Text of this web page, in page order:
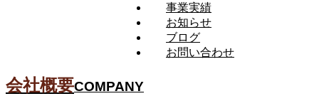
事業実績
お知らせ
ブログ
お問い合わせ
会社概要COMPANY